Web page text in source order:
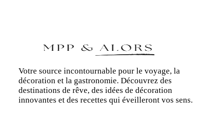
Votre source incontournable pour le voyage, la
décoration et la gastronomie. Découvrez des
destinations de rêve, des idées de décoration
innovantes et des recettes qui éveilleront vos sens.